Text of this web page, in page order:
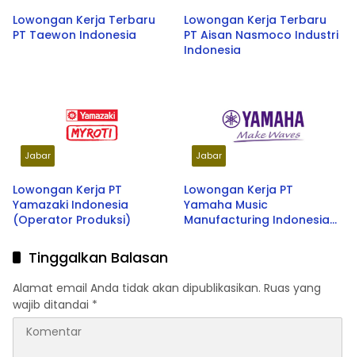
Lowongan Kerja Terbaru
PT Taewon Indonesia
Lowongan Kerja Terbaru
PT Aisan Nasmoco Industri
Indonesia
Jabar
Lowongan Kerja PT
Yamazaki Indonesia
(Operator Produksi)
Jabar
Lowongan Kerja PT
Yamaha Music
Manufacturing Indonesia
Tinggalkan Balasan
Alamat email Anda tidak akan dipublikasikan. Ruas yang
wajib ditandai *